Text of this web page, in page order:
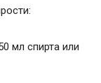
мл спирта или